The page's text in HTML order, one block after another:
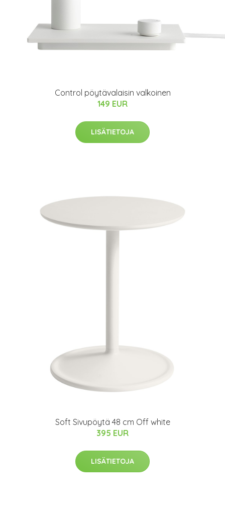
Control pöytävalaisin valkoinen
149 EUR
LISÄTIETOJA
Soft Sivupöytä 48 cm Off white
395 EUR
LISÄTIETOJA